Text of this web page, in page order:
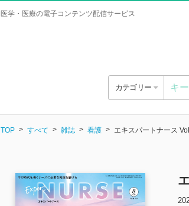
医学・医療の電子コンテンツ配信サービス
カテゴリー
TOP すべて 雑誌 看護 エキスパートナース